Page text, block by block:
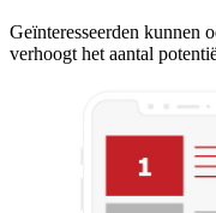
Geïnteresseerden kunnen
verhoogt het aantal